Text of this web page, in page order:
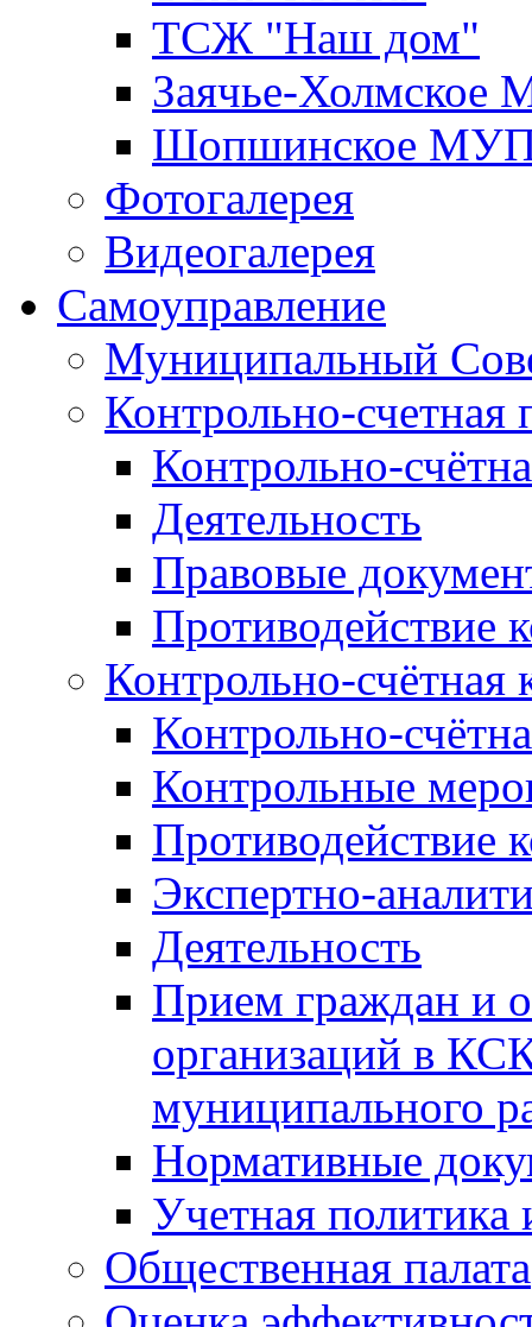
ТСЖ "Наш дом"
Заячье-
Шопшинское
Фотогалерея
Видеогалерея
Самоуправление
Муниципальный
Контрольно-счетная
Контрольно-
Деятельность
Правовые
Противодействие
Контрольно-счётная
Контрольно-
Контрольные
Противодействие
Экспертно-
Деятельность
Прием граждан и
организаций в
муниципального
Нормативные
Учетная политика
Общественная палата